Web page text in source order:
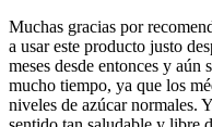
Muchas gracias por
a usar este producto justo
meses desde entonces y
mucho tiempo, ya que los
niveles de azúcar normales.